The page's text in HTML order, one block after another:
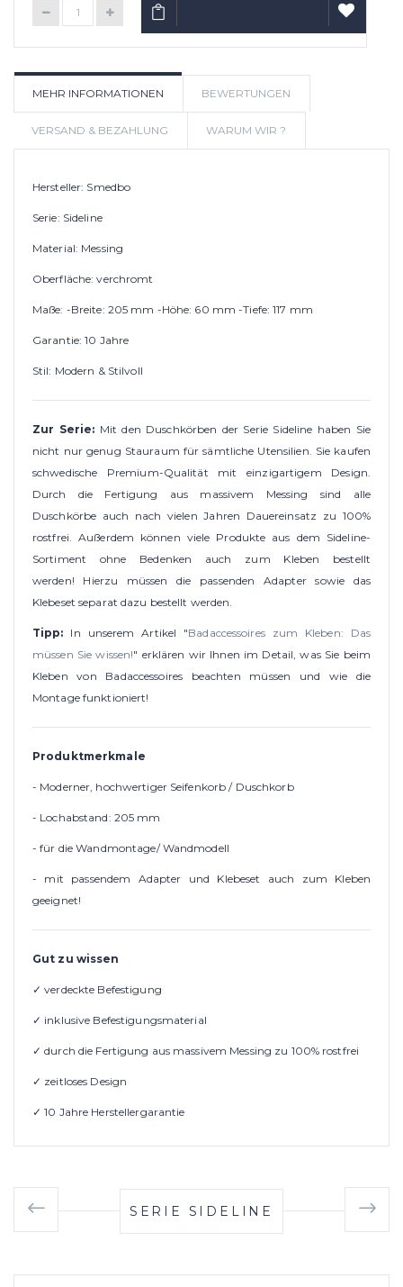
IN DEN WARENKORB
MEHR INFORMATIONEN BEWERTUNGEN
VERSAND & BEZAHLUNG WARUM WIR ?
Hersteller: Smedbo
Serie: Sideline
Material: Messing
Oberfläche: verchromt
Maße: -Breite: 205 mm -Höhe: 60 mm -Tiefe: 117 mm
Garantie: 10 Jahre
Stil: Modern & Stilvoll
Zur Serie: Mit den Duschkörben der Serie Sideline haben Sie
nicht nur genug Stauraum für sämtliche Utensilien. Sie kaufen
schwedische Premium-Qualität mit einzigartigem Design.
Durch die Fertigung aus massivem Messing sind alle
Duschkörbe auch nach vielen Jahren Dauereinsatz zu 100%
rostfrei. Außerdem können viele Produkte aus dem Sideline-
Sortiment ohne Bedenken auch zum Kleben bestellt
werden! Hierzu müssen die passenden Adapter sowie das
Klebeset separat dazu bestellt werden.
Tipp: In unserem Artikel "Badaccessoires zum Kleben: Das
müssen Sie wissen!" erklären wir Ihnen im Detail, was Sie beim
Kleben von Badaccessoires beachten müssen und wie die
Montage funktioniert!
Produktmerkmale
- Moderner, hochwertiger Seifenkorb / Duschkorb
- Lochabstand: 205 mm
- für die Wandmontage/ Wandmodell
- mit passendem Adapter und Klebeset auch zum Kleben
geeignet!
Gut zu wissen
✓ verdeckte Befestigung
✓ inklusive Befestigungsmaterial
✓ durch die Fertigung aus massivem Messing zu 100% rostfrei
✓ zeitloses Design
✓ 10 Jahre Herstellergarantie
SERIE SIDELINE